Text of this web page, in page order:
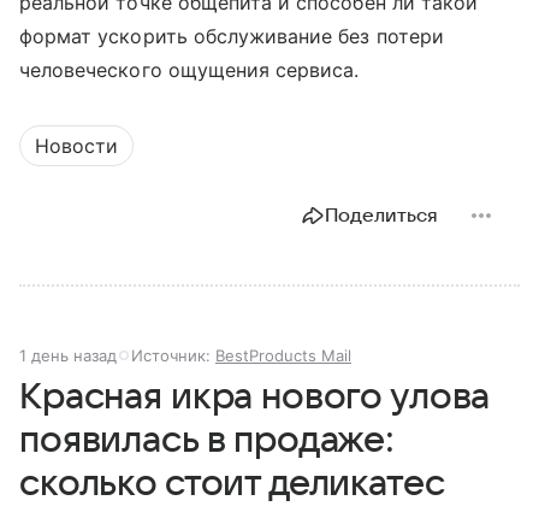
формат ускорить обслуживание без потери
человеческого ощущения сервиса.
Новости
Поделиться
1 день назад Источник: BestProducts Mail
Красная икра нового улова
появилась в продаже:
сколько стоит деликатес